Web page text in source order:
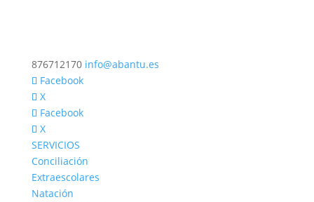
876712170 info@abantu.es
Facebook
X
Facebook
X
SERVICIOS
Conciliación
Extraescolares
Natación